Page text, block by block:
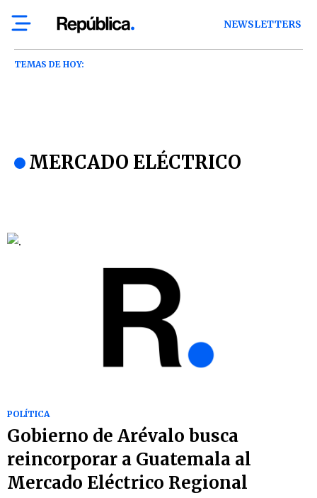
NEWSLETTERS
TEMAS DE HOY:
MERCADO ELÉCTRICO
POLÍTICA
Gobierno de Arévalo busca
reincorporar a Guatemala al
Mercado Eléctrico Regional